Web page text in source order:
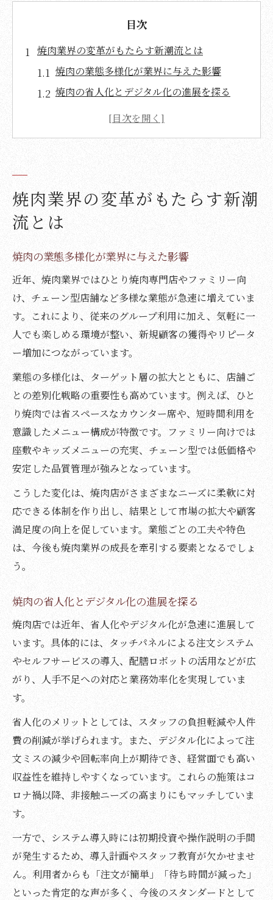
目次
焼肉業界の変革がもたらす新潮流とは
焼肉の業態多様化が業界に与えた影響
焼肉の省人化とデジタル化の進展を探る
コロナ禍で焼肉需要が回復した理由
焼肉の新業態が生んだ多様な楽しみ方
ひとり焼肉の魅力と利用シーンの変化
焼肉で家族や友人と味わう新しい体験
焼肉の楽しみ方に見る現代のライフスタイ
ル
焼肉屋はなぜ高収益を維持できるのか
焼肉のセルフ調理がもたらす収益性の秘密
焼肉店の省人化が経営効率を高める理由
焼肉の注文システム進化が利益に直結
タッチパネル導入と焼肉店の人件費削減
焼肉屋の商品設計と客単価アップの仕組み
変わり種具材で広がる焼肉の世界
焼肉で人気の変わり種具材を楽しむコツ
焼肉の具材選びで味わう多彩なバリエーシ
ョン
代替肉や魚介類で広がる焼肉の可能性
焼肉を健康的に楽しむための選び方
焼肉における脂質と糖質のバランスとは
ヘルシー焼肉を実現する具材と調理法
焼肉のカロリーを抑える食べ方の工夫
健康志向で注目される焼肉の新メニュー
焼肉とラーメンどっちが太りやすいのか検
証
焼肉とラーメンの満足感の違いを徹底比較
焼肉とラーメンのカロリー差を理解しよう
食べ方次第で変わる焼肉とラーメンの影響
焼肉業界の変革がもたらす新潮
流とは
焼肉の業態多様化が業界に与えた影響
近年、焼肉業界ではひとり焼肉専門店やファミリー向
け、チェーン型店舗など多様な業態が急速に増えていま
す。これにより、従来のグループ利用に加え、気軽に一
人でも楽しめる環境が整い、新規顧客の獲得やリピータ
ー増加につながっています。
業態の多様化は、ターゲット層の拡大とともに、店舗ご
との差別化戦略の重要性も高めています。例えば、ひと
り焼肉では省スペースなカウンター席や、短時間利用を
意識したメニュー構成が特徴です。ファミリー向けでは
座敷やキッズメニューの充実、チェーン型では低価格や
安定した品質管理が強みとなっています。
こうした変化は、焼肉店がさまざまなニーズに柔軟に対
応できる体制を作り出し、結果として市場の拡大や顧客
満足度の向上を促しています。業態ごとの工夫や特色
は、今後も焼肉業界の成長を牽引する要素となるでしょ
う。
焼肉の省人化とデジタル化の進展を探る
焼肉店では近年、省人化やデジタル化が急速に進展して
います。具体的には、タッチパネルによる注文システム
やセルフサービスの導入、配膳ロボットの活用などが広
がり、人手不足への対応と業務効率化を実現していま
す。
省人化のメリットとしては、スタッフの負担軽減や人件
費の削減が挙げられます。また、デジタル化によって注
文ミスの減少や回転率向上が期待でき、経営面でも高い
収益性を維持しやすくなっています。これらの施策はコ
ロナ禍以降、非接触ニーズの高まりにもマッチしていま
す。
一方で、システム導入時には初期投資や操作説明の手間
が発生するため、導入計画やスタッフ教育が欠かせませ
ん。利用者からも「注文が簡単」「待ち時間が減った」
といった肯定的な声が多く、今後のスタンダードとして